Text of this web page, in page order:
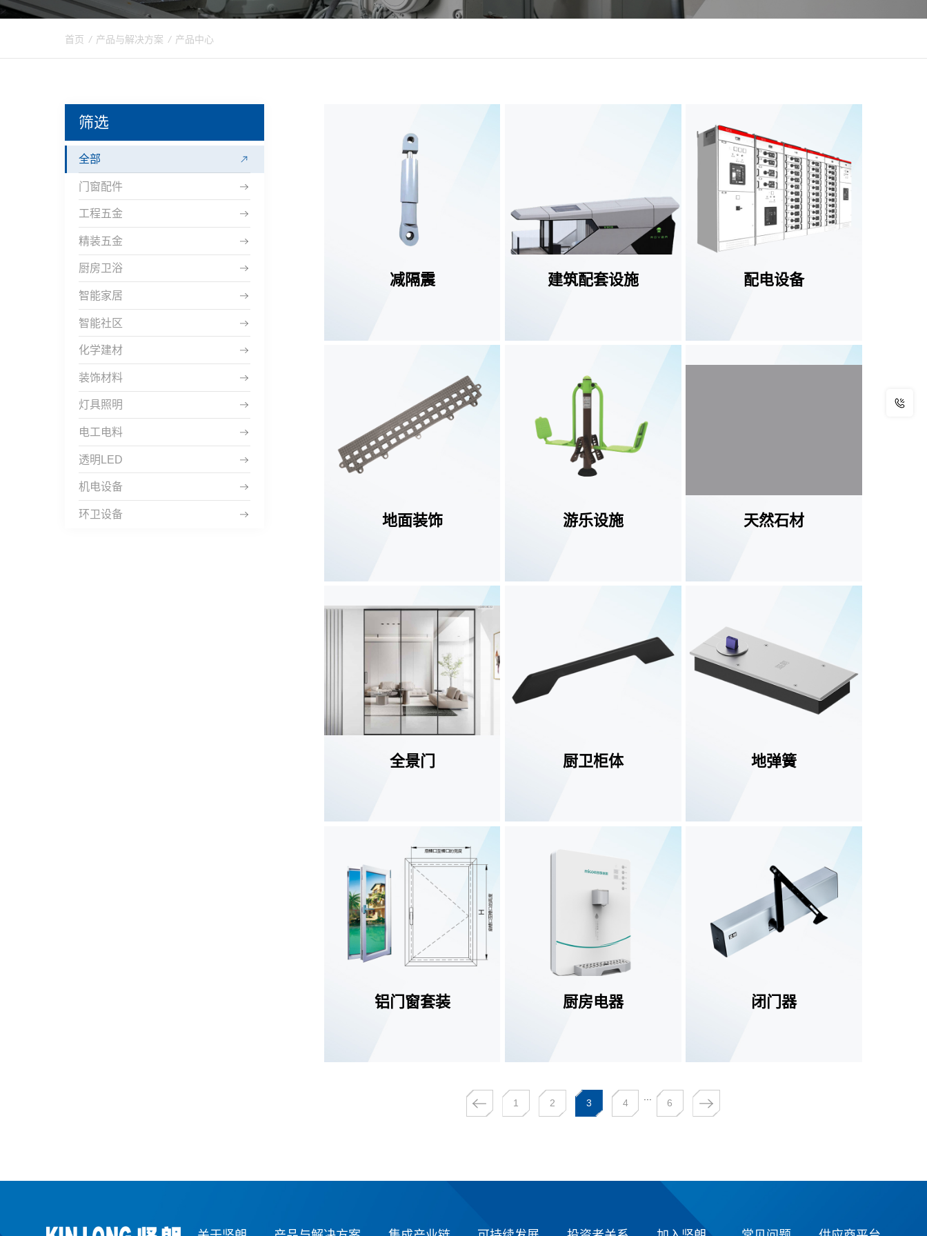
首页 / 产品与解决方案 / 产品中心
筛选
全部
门窗配件
工程五金
精装五金
厨房卫浴
智能家居
智能社区
化学建材
装饰材料
灯具照明
电工电料
透明LED
机电设备
环卫设备
减隔震 建筑配套设施 配电设备
地面装饰 游乐设施 天然石材
全景门 厨卫柜体 地弹簧
铝门窗套装 厨房电器 闭门器
1 2 3 4 6